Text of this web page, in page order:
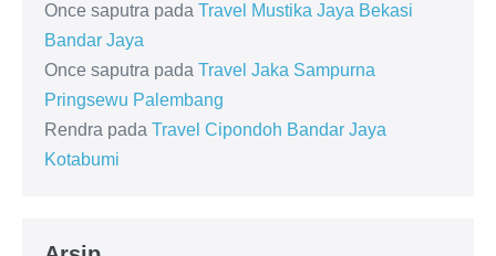
Once saputra pada Travel Mustika Jaya Bekasi
Bandar Jaya
Once saputra pada Travel Jaka Sampurna
Pringsewu Palembang
Rendra pada Travel Cipondoh Bandar Jaya
Kotabumi